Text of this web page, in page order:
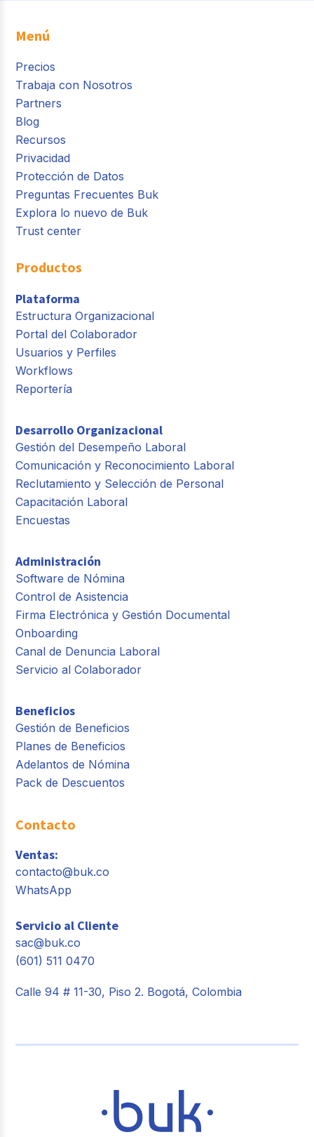
Menú
Precios
Trabaja con Nosotros
Partners
Blog
Recursos
Privacidad
Protección de Datos
Preguntas Frecuentes Buk
Explora lo nuevo de Buk
Trust center
Productos
Plataforma
Estructura Organizacional
Portal del Colaborador
Usuarios y Perfiles
Workflows
Reportería
Desarrollo Organizacional
Gestión del Desempeño Laboral
Comunicación y Reconocimiento Laboral
Reclutamiento y Selección de Personal
Capacitación Laboral
Encuestas
Administración
Software de Nómina
Control de Asistencia
Firma Electrónica y Gestión Documental
Onboarding
Canal de Denuncia Laboral
Servicio al Colaborador
Beneficios
Gestión de Beneficios
Planes de Beneficios
Adelantos de Nómina
Pack de Descuentos
Contacto
Ventas:
contacto@buk.co
WhatsApp
Servicio al Cliente
sac@buk.co
(601) 511 0470
Calle 94 # 11-30, Piso 2. Bogotá, Colombia